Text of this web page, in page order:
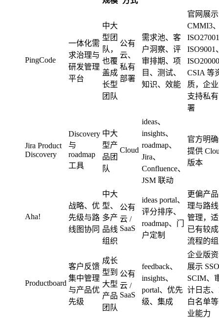
PingCode
一体化需
求治理与
研发管理
平台
中大
型团
队，
也覆
盖成
长型
团队
公有
云、
私有
部署
需求池、客
户洞察、评
审排期、项
目、测试、
知识、效能
官网展示
CMMI3
ISO9001
CSIA 等
质，企
支持私
署
Jira Product
Discovery
Discovery
与
roadmap
工具
中大
型产
品团
队
Cloud
ideas、
insights、
roadmap、
Jira、
Confluence、
JSM 联动
官方明
提供
版本
Aha!
战略、优
先级与路
线图协同
中大
型、
多产
品线
组织
公有
云 /
SaaS
ideas portal、
评分排序、
roadmap、门
户定制
更偏产
理与路
管理，
已有较
流程的
Productboard
客户反馈
集中管理
与产品优
先级
成长
型到
大型
产品
团队
公有
云 /
SaaS
feedback、
insights、
portal、优先
级、集成
企业版
展示
SCIM、
计日志
白名单
业能力